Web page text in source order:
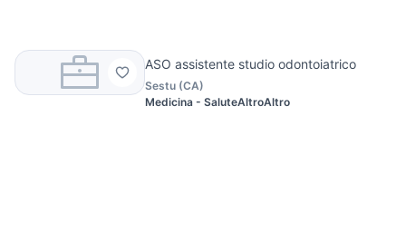
ASO assistente studio odontoiatrico
Sestu (CA)
Medicina - SaluteAltroAltro